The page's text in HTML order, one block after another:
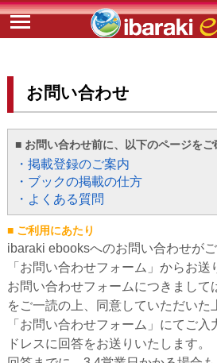
お問い合わせ
■ お問い合わせ前に、以下のページをご
・掲載登録のご案内
・ブックの掲載の仕方
・よくある質問
■ ご利用にあたり
ibaraki ebooksへのお問い合わせが
「お問い合わせフォーム」からお送
お問い合わせフォームにつきまして
をご一読の上、同意していただいた
「お問い合わせフォーム」にてご
ドレスに回答をお送りいたします。